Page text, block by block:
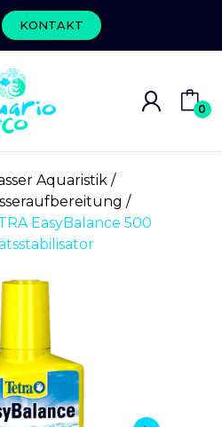
KONTAKT
0
Aquaristik
EasyBalance 500